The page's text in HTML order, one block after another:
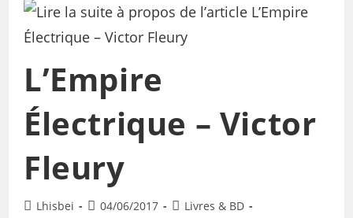
L’Empire
Électrique – Victor
Fleury
Lhisbei 04/06/2017
Livres & BD